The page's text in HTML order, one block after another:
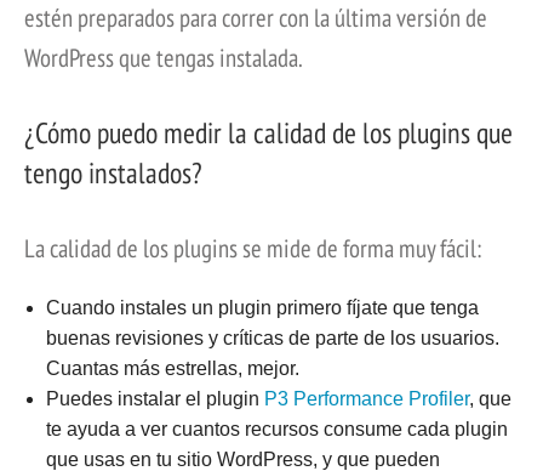
estén preparados para correr con la última versión de
WordPress que tengas instalada.
¿Cómo puedo medir la calidad de los plugins que
tengo instalados?
La calidad de los plugins se mide de forma muy fácil:
Cuando instales un plugin primero fíjate que tenga
buenas revisiones y críticas de parte de los usuarios.
Cuantas más estrellas, mejor.
Puedes instalar el plugin P3 Performance Profiler, que
te ayuda a ver cuantos recursos consume cada plugin
que usas en tu sitio WordPress, y que pueden